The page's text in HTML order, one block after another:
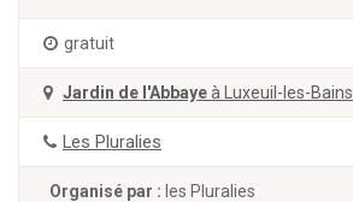
gratuit
Jardin de l'Abbayeà Luxeuil-les-Bains
Les Pluralies
Organisé par : les Pluralies